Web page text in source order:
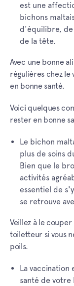
est une
bichons
d'équilibre, de
de la tête.
Avec une bonne
régulières chez
en bonne santé.
Voici quelques
rester en bonne
Le bichon
plus de soins
Bien que le
activités
essentiel de
se retrouve
Veillez à le
toiletteur si vous
poils.
La
santé de votre